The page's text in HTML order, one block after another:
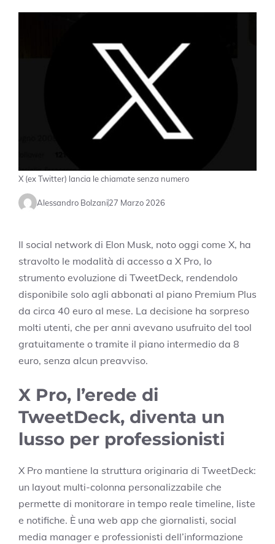
X (ex Twitter) lancia le chiamate senza numero
Alessandro Bolzani27 Marzo 2026
Il social network di Elon Musk, noto oggi come X, ha
stravolto le modalità di accesso a X Pro, lo
strumento evoluzione di TweetDeck, rendendolo
disponibile solo agli abbonati al piano Premium Plus
da circa 40 euro al mese. La decisione ha sorpreso
molti utenti, che per anni avevano usufruito del tool
gratuitamente o tramite il piano intermedio da 8
euro, senza alcun preavviso.
X Pro, l’erede di
TweetDeck, diventa un
lusso per professionisti
X Pro mantiene la struttura originaria di TweetDeck:
un layout multi-colonna personalizzabile che
permette di monitorare in tempo reale timeline, liste
e notifiche. È una web app che giornalisti, social
media manager e professionisti dell’informazione